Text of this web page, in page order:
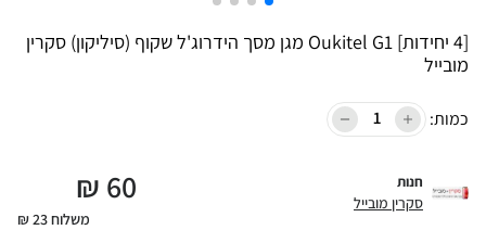
[4 יחידות] Oukitel G1 מגן מסך הידרוג'ל שקוף (סיליקון) סקרין
מובייל
כמות:
חנות
סקרין מובייל 60
₪
משלוח 23 ₪